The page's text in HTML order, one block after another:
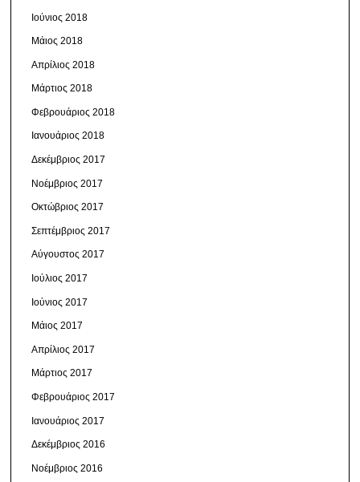
Ιούνιος 2018
Μάιος 2018
Απρίλιος 2018
Μάρτιος 2018
Φεβρουάριος 2018
Ιανουάριος 2018
Δεκέμβριος 2017
Νοέμβριος 2017
Οκτώβριος 2017
Σεπτέμβριος 2017
Αύγουστος 2017
Ιούλιος 2017
Ιούνιος 2017
Μάιος 2017
Απρίλιος 2017
Μάρτιος 2017
Φεβρουάριος 2017
Ιανουάριος 2017
Δεκέμβριος 2016
Νοέμβριος 2016